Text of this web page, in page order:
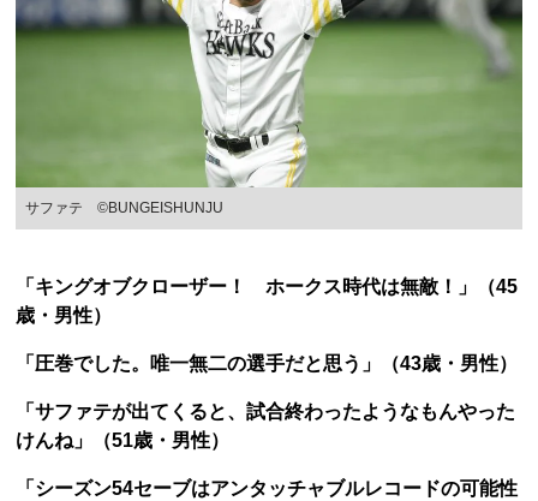
サファテ ©BUNGEISHUNJU
「キングオブクローザー！ ホークス時代は無敵！」（45
歳・男性）
「圧巻でした。唯一無二の選手だと思う」（43歳・男性）
「サファテが出てくると、試合終わったようなもんやった
けんね」（51歳・男性）
「シーズン54セーブはアンタッチャブルレコードの可能性